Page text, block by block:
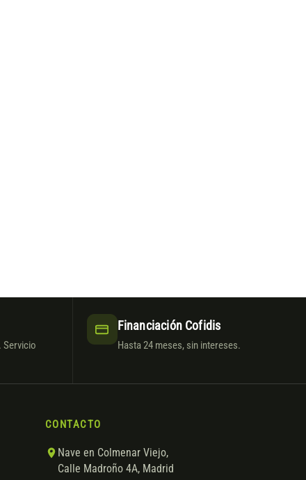
Servicio
Financiación Cofidis
Hasta 24 meses, sin intereses.
CONTACTO
Nave en Colmenar Viejo,
Calle Madroño 4A, Madrid